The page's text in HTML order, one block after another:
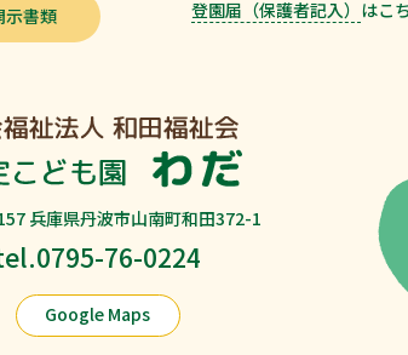
示書類 登園届（保護者記入） はこ
兵庫県丹波市山南町和田372-1
76-0224
Google Maps